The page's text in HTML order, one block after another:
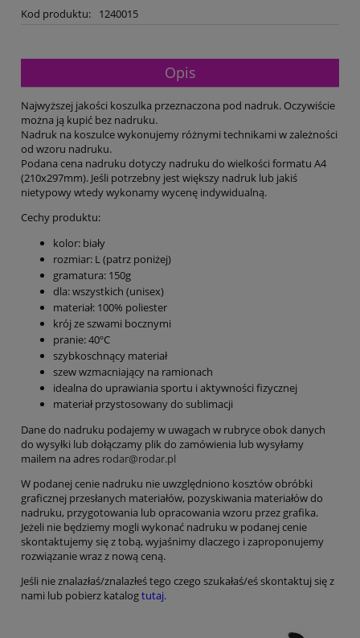
Kod produktu: 1240015
Opis
Najwyższej jakości koszulka przeznaczona pod nadruk. Oczywiście
można ją kupić bez nadruku.
Nadruk na koszulce wykonujemy różnymi technikami w zależności
od wzoru nadruku.
Podana cena nadruku dotyczy nadruku do wielkości formatu A4
(210x297mm). Jeśli potrzebny jest większy nadruk lub jakiś
nietypowy wtedy wykonamy wycenę indywidualną.
Cechy produktu:
kolor: biały
rozmiar: L (patrz poniżej)
gramatura: 150g
dla: wszystkich (unisex)
materiał: 100% poliester
krój ze szwami bocznymi
pranie: 40ºC
szybkoschnący materiał
szew wzmacniający na ramionach
idealna do uprawiania sportu i aktywności fizycznej
materiał przystosowany do sublimacji
Dane do nadruku podajemy w uwagach w rubryce obok danych
do wysyłki lub dołączamy plik do zamówienia lub wysyłamy
mailem na adres rodar@rodar.pl
W podanej cenie nadruku nie uwzględniono kosztów obróbki
graficznej przesłanych materiałów, pozyskiwania materiałów do
nadruku, przygotowania lub opracowania wzoru przez grafika.
Jeżeli nie będziemy mogli wykonać nadruku w podanej cenie
skontaktujemy się z tobą, wyjaśnimy dlaczego i zaproponujemy
rozwiązanie wraz z nową ceną.
Jeśli nie znalazłaś/znalazłeś tego czego szukałaś/eś skontaktuj się z
nami lub pobierz katalogtutaj.